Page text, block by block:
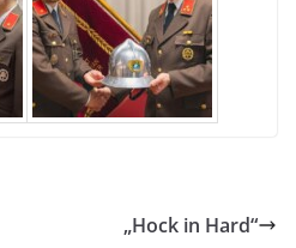
„Hock in Hard“